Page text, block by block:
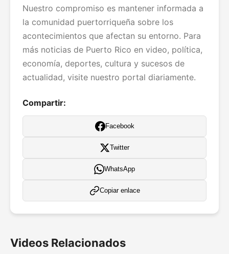
Nuestro compromiso es mantener informada a
la comunidad puertorriqueña sobre los
acontecimientos que afectan su entorno. Para
más noticias de Puerto Rico en video, política,
economía, deportes, cultura y sucesos de
actualidad, visite nuestro portal diariamente.
Compartir:
Facebook
Twitter
WhatsApp
Copiar enlace
Videos Relacionados